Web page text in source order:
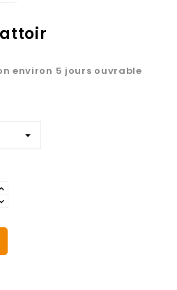
environ 5 jours ouvrable